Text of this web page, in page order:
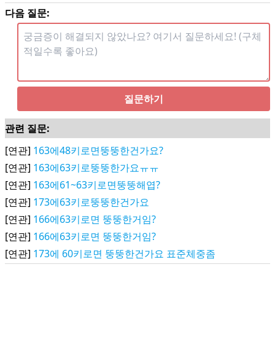
다음 질문:
질문하기
관련 질문:
[연관] 163에48키로면뚱뚱한건가요?
[연관] 163에63키로뚱뚱한가요ㅠㅠ
[연관] 163에61~63키로면뚱뚱해엽?
[연관] 173에63키로뚱뚱한건가요
[연관] 166에63키로면 뚱뚱한거임?
[연관] 166에63키로면 뚱뚱한거임?
[연관] 173에 60키로면 뚱뚱한건가요 표준체중좀